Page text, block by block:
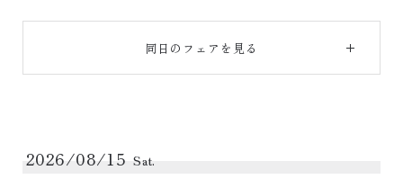
同日のフェアを見る
2026/08/15 Sat.